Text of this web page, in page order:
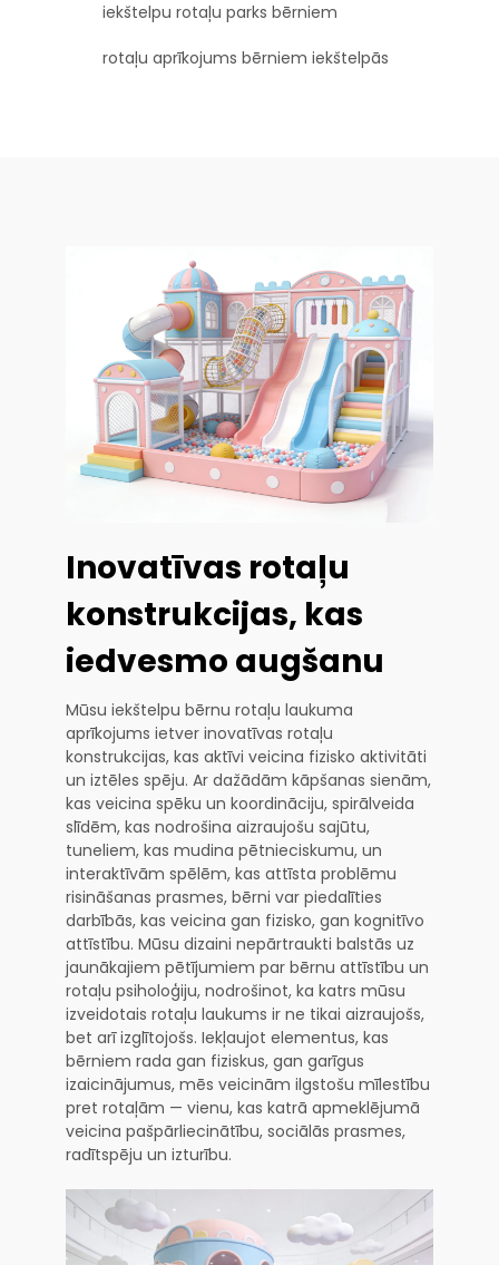
iekštelpu rotaļu parks bērniem
rotaļu aprīkojums bērniem iekštelpās
Inovatīvas rotaļu
konstrukcijas, kas
iedvesmo augšanu
Mūsu iekštelpu bērnu rotaļu laukuma
aprīkojums ietver inovatīvas rotaļu
konstrukcijas, kas aktīvi veicina fizisko aktivitāti
un iztēles spēju. Ar dažādām kāpšanas sienām,
kas veicina spēku un koordināciju, spirālveida
slīdēm, kas nodrošina aizraujošu sajūtu,
tuneliem, kas mudina pētnieciskumu, un
interaktīvām spēlēm, kas attīsta problēmu
risināšanas prasmes, bērni var piedalīties
darbībās, kas veicina gan fizisko, gan kognitīvo
attīstību. Mūsu dizaini nepārtraukti balstās uz
jaunākajiem pētījumiem par bērnu attīstību un
rotaļu psiholoģiju, nodrošinot, ka katrs mūsu
izveidotais rotaļu laukums ir ne tikai aizraujošs,
bet arī izglītojošs. Iekļaujot elementus, kas
bērniem rada gan fiziskus, gan garīgus
izaicinājumus, mēs veicinām ilgstošu mīlestību
pret rotaļām — vienu, kas katrā apmeklējumā
veicina pašpārliecinātību, sociālās prasmes,
radītspēju un izturību.